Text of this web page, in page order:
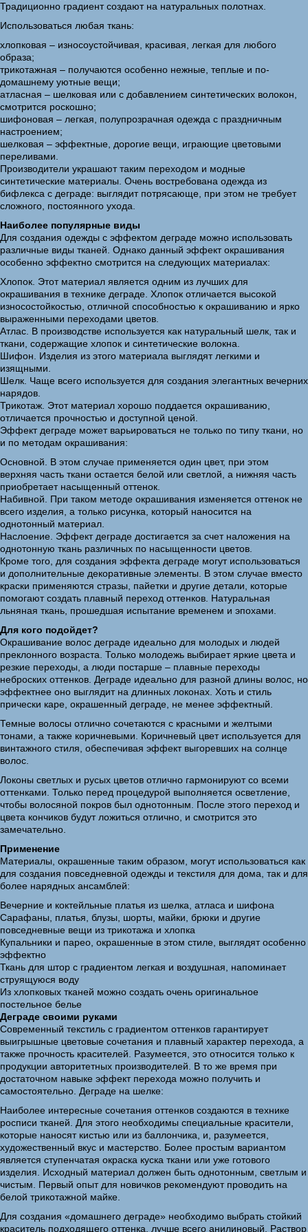
Традиционно градиент создают на натуральных полотнах.
Использоваться любая ткань:
хлопковая – износоустойчивая, красивая, легкая для любого
образа;
трикотажная – получаются особенно нежные, теплые и по-
домашнему уютные вещи;
атласная – шелковая или с добавлением синтетических волокон,
смотрится роскошно;
шифоновая – легкая, полупрозрачная одежда с праздничным
настроением;
шелковая – эффектные, дорогие вещи, играющие цветовыми
переливами.
Производители украшают таким переходом и модные
синтетические материалы. Очень востребована одежда из
бифлекса с деграде: выглядит потрясающе, при этом не требует
сложного, постоянного ухода.
Наиболее популярные виды
Для создания одежды с эффектом деграде можно использовать
различные виды тканей. Однако данный эффект окрашивания
особенно эффектно смотрится на следующих материалах:
Хлопок. Этот материал является одним из лучших для
окрашивания в технике деграде. Хлопок отличается высокой
износостойкостью, отличной способностью к окрашиванию и ярко
выраженными переходами цветов.
Атлас. В производстве используется как натуральный шелк, так и
ткани, содержащие хлопок и синтетические волокна.
Шифон. Изделия из этого материала выглядят легкими и
изящными.
Шелк. Чаще всего используется для создания элегантных вечерних
нарядов.
Трикотаж. Этот материал хорошо поддается окрашиванию,
отличается прочностью и доступной ценой.
Эффект деграде может варьироваться не только по типу ткани, но
и по методам окрашивания:
Основной. В этом случае применяется один цвет, при этом
верхняя часть ткани остается белой или светлой, а нижняя часть
приобретает насыщенный оттенок.
Набивной. При таком методе окрашивания изменяется оттенок не
всего изделия, а только рисунка, который наносится на
однотонный материал.
Наслоение. Эффект деграде достигается за счет наложения на
однотонную ткань различных по насыщенности цветов.
Кроме того, для создания эффекта деграде могут использоваться
и дополнительные декоративные элементы. В этом случае вместо
краски применяются стразы, пайетки и другие детали, которые
помогают создать плавный переход оттенков. Натуральная
льняная ткань, прошедшая испытание временем и эпохами.
Для кого подойдет?
Окрашивание волос деграде идеально для молодых и людей
преклонного возраста. Только молодежь выбирает яркие цвета и
резкие переходы, а люди постарше – плавные переходы
неброских оттенков. Деграде идеально для разной длины волос, но
эффектнее оно выглядит на длинных локонах. Хоть и стиль
прически каре, окрашенный деграде, не менее эффектный.
Темные волосы отлично сочетаются с красными и желтыми
тонами, а также коричневыми. Коричневый цвет используется для
винтажного стиля, обеспечивая эффект выгоревших на солнце
волос.
Локоны светлых и русых цветов отлично гармонируют со всеми
оттенками. Только перед процедурой выполняется осветление,
чтобы волосяной покров был однотонным. После этого переход и
цвета кончиков будут ложиться отлично, и смотрится это
замечательно.
Применение
Материалы, окрашенные таким образом, могут использоваться как
для создания повседневной одежды и текстиля для дома, так и для
более нарядных ансамблей:
Вечерние и коктейльные платья из шелка, атласа и шифона
Сарафаны, платья, блузы, шорты, майки, брюки и другие
повседневные вещи из трикотажа и хлопка
Купальники и парео, окрашенные в этом стиле, выглядят особенно
эффектно
Ткань для штор с градиентом легкая и воздушная, напоминает
струящуюся воду
Из хлопковых тканей можно создать очень оригинальное
постельное белье
Деграде своими руками
Современный текстиль с градиентом оттенков гарантирует
выигрышные цветовые сочетания и плавный характер перехода, а
также прочность красителей. Разумеется, это относится только к
продукции авторитетных производителей. В то же время при
достаточном навыке эффект перехода можно получить и
самостоятельно. Деграде на шелке:
Наиболее интересные сочетания оттенков создаются в технике
росписи тканей. Для этого необходимы специальные красители,
которые наносят кистью или из баллончика, и, разумеется,
художественный вкус и мастерство. Более простым вариантом
является ступенчатая окраска куска ткани или уже готового
изделия. Исходный материал должен быть однотонным, светлым и
чистым. Первый опыт для новичков рекомендуют проводить на
белой трикотажной майке.
Для создания «домашнего деграде» необходимо выбрать стойкий
краситель подходящего оттенка, лучше всего анилиновый. Раствор